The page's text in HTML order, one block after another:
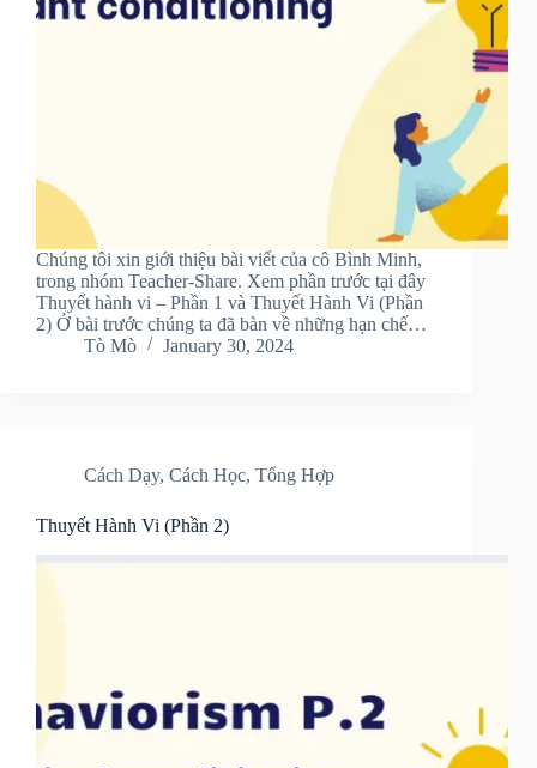
Chúng tôi xin giới thiệu bài viết của cô Bình Minh,
trong nhóm Teacher-Share. Xem phần trước tại đây
Thuyết hành vi – Phần 1 và Thuyết Hành Vi (Phần
2) Ở bài trước chúng ta đã bàn về những hạn chế…
Tò Mò
January 30, 2024
Cách Dạy, Cách Học, Tổng Hợp
Thuyết Hành Vi (Phần 2)